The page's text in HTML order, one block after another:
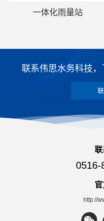
一体化雨量站
联系伟思水务科技
联
0516-
http://